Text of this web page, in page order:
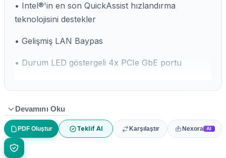
• Intel®'in en son QuickAssist hızlandırma
teknolojisini destekler
• Gelişmiş LAN Baypas
• Durum LED göstergeli 4x PCIe GbE portu
• 1x Mini-PCIe soketi, 1x PCIe x4 Genişletme altın
parmağı
• 1x PCIe x8 Genişletme altın parmak
Devamını Oku
PDF Oluştur Teklif Al Karşılaştır Nexora AI